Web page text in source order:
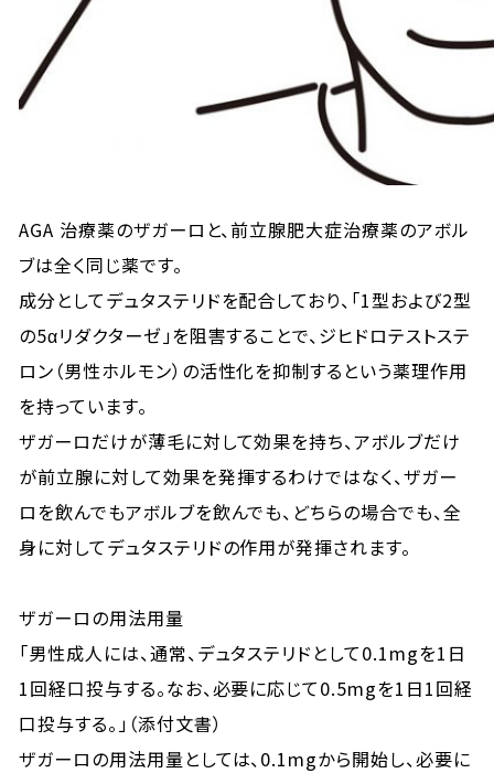
AGA 治療薬のザガーロと、前立腺肥大症治療薬のアボル
ブは全く同じ薬です。
成分としてデュタステリドを配合しており、「1型および2型
の5αリダクターゼ」を阻害することで、ジヒドロテストステ
ロン（男性ホルモン）の活性化を抑制するという薬理作用
を持っています。
ザガーロだけが薄毛に対して効果を持ち、アボルブだけ
が前立腺に対して効果を発揮するわけではなく、ザガー
ロを飲んでもアボルブを飲んでも、どちらの場合でも、全
身に対してデュタステリドの作用が発揮されます。
ザガーロの用法用量
「男性成人には、通常、デュタステリドとして0.1mgを1日
1回経口投与する。なお、必要に応じて0.5mgを1日1回経
口投与する。」（添付文書）
ザガーロの用法用量としては、0.1mgから開始し、必要に